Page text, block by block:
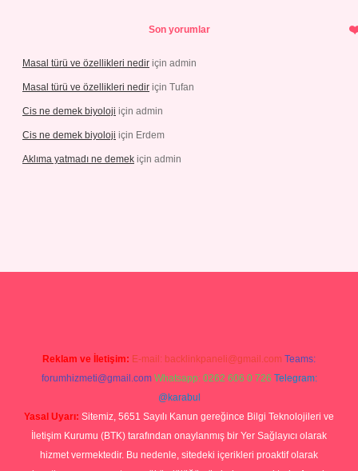
Son yorumlar
Masal türü ve özellikleri nedir için admin
Masal türü ve özellikleri nedir için Tufan
Cis ne demek biyoloji için admin
Cis ne demek biyoloji için Erdem
Aklıma yatmadı ne demek için admin
Reklam ve İletişim: E-mail: backlinkpaneli@gmail.com Teams:
forumhizmeti@gmail.com Whatsapp: 0262 606 0 726 Telegram:
@karabul
Yasal Uyarı: Sitemiz, 5651 Sayılı Kanun gereğince Bilgi Teknolojileri ve
İletişim Kurumu (BTK) tarafından onaylanmış bir Yer Sağlayıcı olarak
hizmet vermektedir. Bu nedenle, sitedeki içerikleri proaktif olarak